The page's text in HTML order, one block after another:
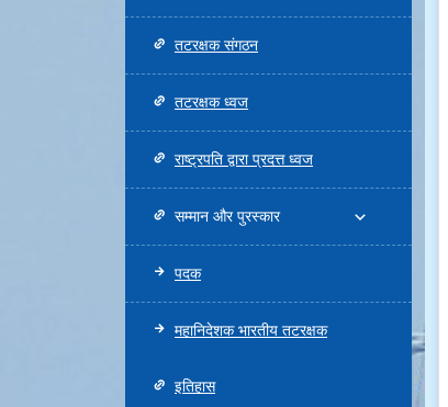
तटरक्षक संगठन
तटरक्षक ध्वज
राष्ट्रपति द्वारा प्रदत्त ध्वज
सम्मान और पुरस्कार
पदक
महानिदेशक भारतीय तटरक्षक
इतिहास